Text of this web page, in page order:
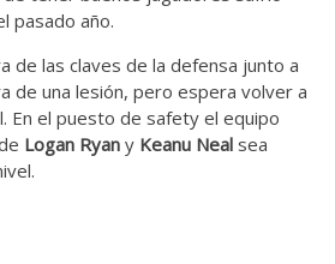
pasado año.
de las claves de la defensa junto a
de una lesión, pero espera volver a
En el puesto de safety el equipo
Logan Ryan y Keanu Neal sea